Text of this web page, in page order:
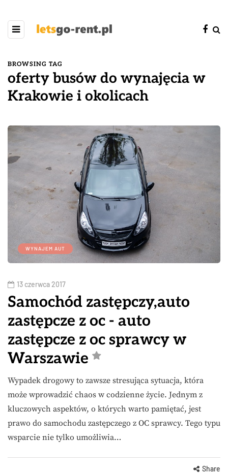
BROWSING TAG
oferty busów do wynajęcia w
Krakowie i okolicach
WYNAJEM AUT
13 czerwca 2017
Samochód zastępczy,auto
zastępcze z oc - auto
zastępcze z oc sprawcy w
Warszawie
Wypadek drogowy to zawsze stresująca sytuacja, która
może wprowadzić chaos w codzienne życie. Jednym z
kluczowych aspektów, o których warto pamiętać, jest
prawo do samochodu zastępczego z OC sprawcy. Tego typu
wsparcie nie tylko umożliwia…
Share